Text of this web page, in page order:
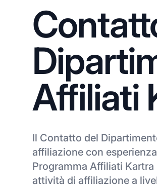
Affiliati
Il Contatto del
affiliazione con
Programma Affiliati
attività di affiliazione a